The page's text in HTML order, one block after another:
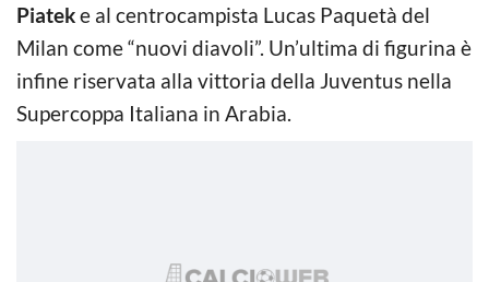
Piateke al centrocampista Lucas Paquetà del
Milan come “nuovi diavoli”. Un’ultima di figurina è
infine riservata alla vittoria della Juventus nella
Supercoppa Italiana in Arabia.